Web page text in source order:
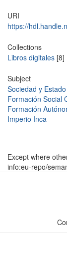
URI
https://
Collections
Libros digitales [8]
Subject
Sociedad y Estado
Formación Social
Formación
Imperio Inca
Except where
info:eu-repo/